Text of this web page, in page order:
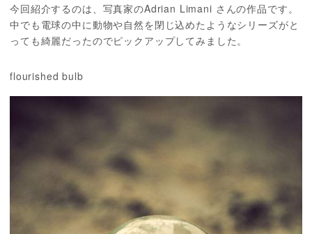
今回紹介するのは、写真家のAdrian Limani さんの作品です。
中でも電球の中に動物や自然を閉じ込めたようなシリーズがと
っても綺麗だったのでピックアップしてみました。
flourished bulb